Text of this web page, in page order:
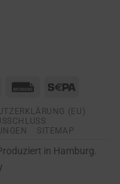
American
Rechung
(EU)
SITEMAP
in Hamburg.